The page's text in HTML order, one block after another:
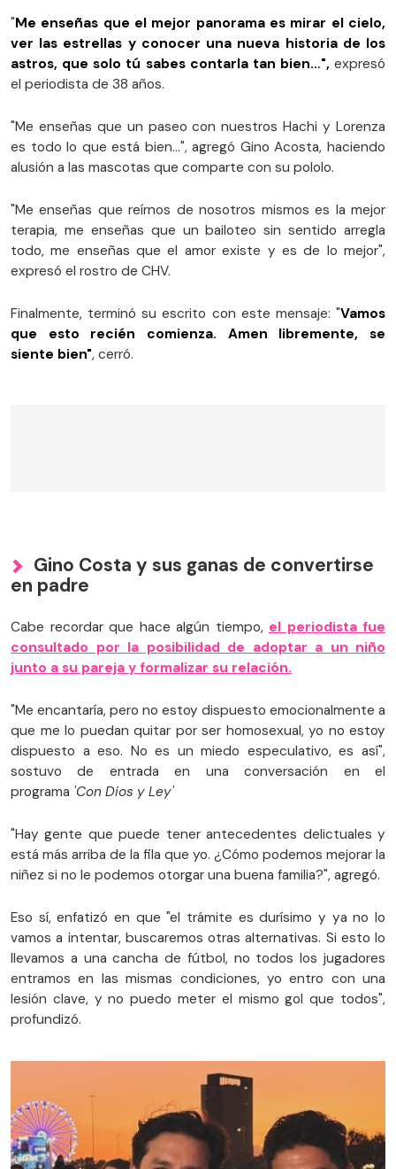
"Me enseñas que el mejor panorama es mirar el cielo,
ver las estrellas y conocer una nueva historia de los
astros, que solo tú sabes contarla tan bien…", expresó
el periodista de 38 años.
"Me enseñas que un paseo con nuestros Hachi y Lorenza
es todo lo que está bien…", agregó Gino Acosta, haciendo
alusión a las mascotas que comparte con su pololo.
"Me enseñas que reírnos de nosotros mismos es la mejor
terapia, me enseñas que un bailoteo sin sentido arregla
todo, me enseñas que el amor existe y es de lo mejor",
expresó el rostro de CHV.
Finalmente, terminó su escrito con este mensaje: "Vamos
que esto recién comienza. Amen libremente, se
siente bien", cerró.
Gino Costa y sus ganas de convertirse
en padre
Cabe recordar que hace algún tiempo, el periodista fue
consultado por la posibilidad de adoptar a un niño
junto a su pareja y formalizar su relación.
"Me encantaría, pero no estoy dispuesto emocionalmente a
que me lo puedan quitar por ser homosexual, yo no estoy
dispuesto a eso. No es un miedo especulativo, es así",
sostuvo de entrada en una conversación en el
programa 'Con Dios y Ley'
"Hay gente que puede tener antecedentes delictuales y
está más arriba de la fila que yo. ¿Cómo podemos mejorar la
niñez si no le podemos otorgar una buena familia?", agregó.
Eso sí, enfatizó en que "el trámite es durísimo y ya no lo
vamos a intentar, buscaremos otras alternativas. Si esto lo
llevamos a una cancha de fútbol, no todos los jugadores
entramos en las mismas condiciones, yo entro con una
lesión clave, y no puedo meter el mismo gol que todos",
profundizó.